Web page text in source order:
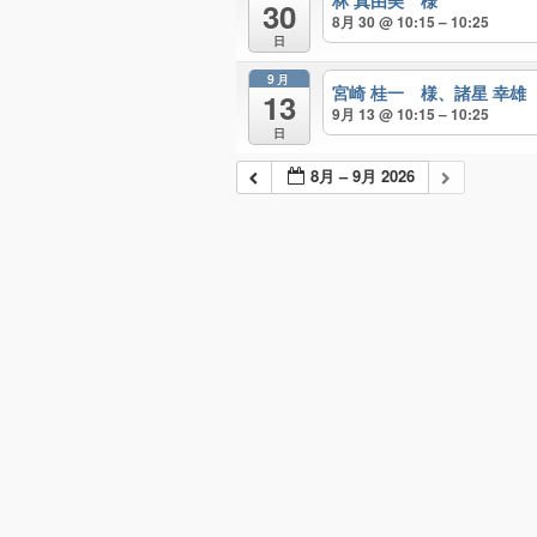
30
日
8月 30 @ 10:15 – 10:25
9月
13
日
宮崎 桂一 様、諸星 幸
9月 13 @ 10:15 – 10:25
8月 – 9月 2026